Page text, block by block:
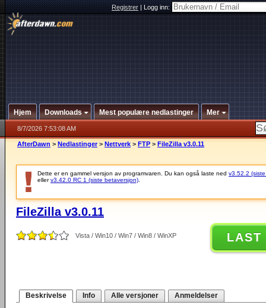
Registrer|Logg inn:
Hjem Downloads Mest populære nedlastinger Mer
8/7/2026 7:53:08 AM
AfterDawn > Nedlastinger > Nettverk > FTP > FileZilla v3.0.11
Dette er en gammel versjon av programvaren. Du kan også laste ned v3.52.2
ellerv3.42.0 RC 1 (siste betaversjon)
FileZilla v3.0.11
Vista / Win10 / Win7 / Win8 / WinXP LAST
Beskrivelse Info Alle versjoner Anmeldelser